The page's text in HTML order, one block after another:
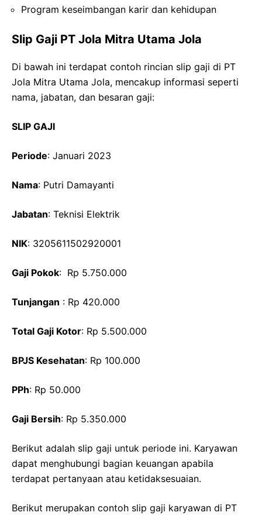
Program keseimbangan karir dan kehidupan
Slip Gaji PT Jola Mitra Utama Jola
Di bawah ini terdapat contoh rincian slip gaji di PT
Jola Mitra Utama Jola, mencakup informasi seperti
nama, jabatan, dan besaran gaji:
SLIP GAJI
Periode: Januari 2023
Nama: Putri Damayanti
Jabatan: Teknisi Elektrik
NIK: 3205611502920001
Gaji Pokok: Rp 5.750.000
Tunjangan : Rp 420.000
Total Gaji Kotor: Rp 5.500.000
BPJS Kesehatan: Rp 100.000
PPh: Rp 50.000
Gaji Bersih: Rp 5.350.000
Berikut adalah slip gaji untuk periode ini. Karyawan
dapat menghubungi bagian keuangan apabila
terdapat pertanyaan atau ketidaksesuaian.
Berikut merupakan contoh slip gaji karyawan di PT